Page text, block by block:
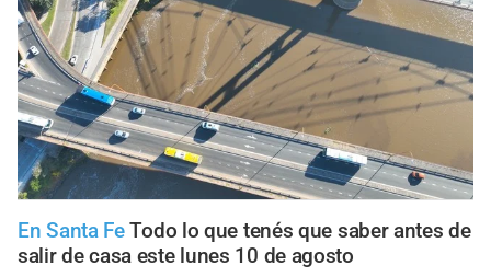
En Santa FeTodo lo que tenés que saber antes de
salir de casa este lunes 10 de agosto